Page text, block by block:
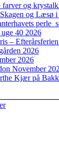
farver og
og Læsø i
perle
40 2026
–
2026
2026
November
Kjær på